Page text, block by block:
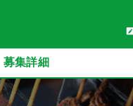
募集詳細